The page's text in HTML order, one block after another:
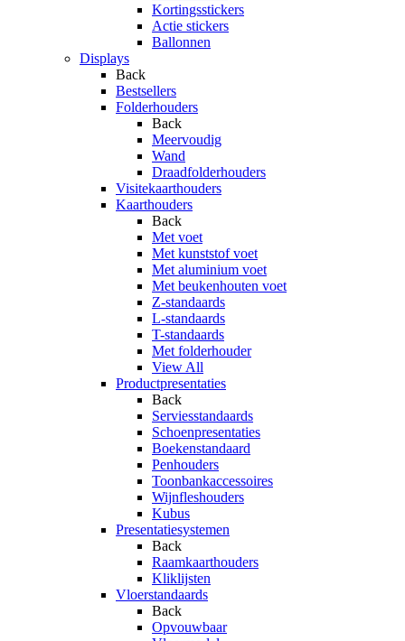
Kortingsstickers
Actie stickers
Ballonnen
Displays
Back
Bestsellers
Folderhouders
Back
Meervoudig
Wand
Draadfolderhouders
Visitekaarthouders
Kaarthouders
Back
Met voet
Met kunststof voet
Met aluminium voet
Met beukenhouten voet
Z-standaards
L-standaards
T-standaards
Met folderhouder
View All
Productpresentaties
Back
Serviesstandaards
Schoenpresentaties
Boekenstandaard
Penhouders
Toonbankaccessoires
Wijnfleshouders
Kubus
Presentatiesystemen
Back
Raamkaarthouders
Kliklijsten
Vloerstandaards
Back
Opvouwbaar